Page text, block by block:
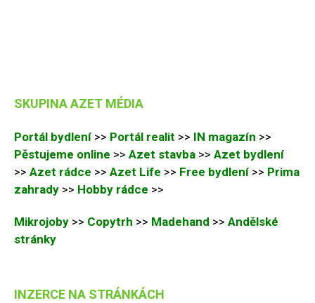
SKUPINA AZET MÉDIA
Portál bydlení >> Portál realit >> IN magazín >>
Pěstujeme online >> Azet stavba >> Azet bydlení
>> Azet rádce >> Azet Life >> Free bydlení >> Prima
zahrady >> Hobby rádce >>
Mikrojoby >> Copytrh >> Madehand >> Andělské
stránky
INZERCE NA STRÁNKÁCH